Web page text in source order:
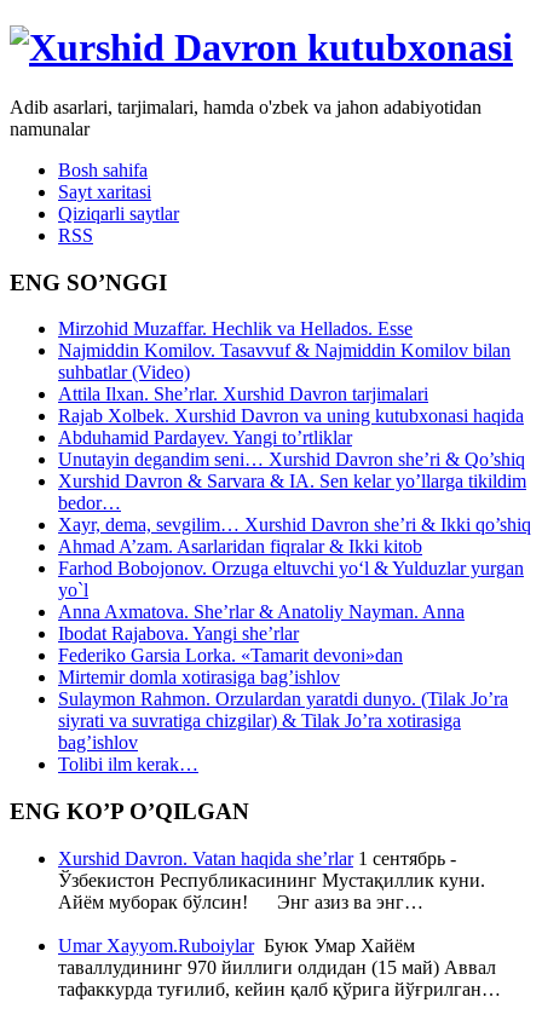
Adib asarlari, tarjimalari, hamda o'zbek va jahon adabiyotidan
namunalar
Bosh sahifa
Sayt xaritasi
Qiziqarli saytlar
RSS
ENG SO’NGGI
Mirzohid Muzaffar. Hechlik va Hellados. Esse
Najmiddin Komilov. Tasavvuf & Najmiddin Komilov bilan
suhbatlar (Video)
Attila Ilxan. She’rlar. Xurshid Davron tarjimalari
Rajab Xolbek. Xurshid Davron va uning kutubxonasi haqida
Abduhamid Pardayev. Yangi to’rtliklar
Unutayin degandim seni… Xurshid Davron she’ri & Qo’shiq
Xurshid Davron & Sarvara & IA. Sen kelar yo’llarga tikildim
bedor…
Xayr, dema, sevgilim… Xurshid Davron she’ri & Ikki qo’shiq
Ahmad A’zam. Asarlaridan fiqralar & Ikki kitob
Farhod Bobojonov. Orzuga eltuvchi yo‘l & Yulduzlar yurgan
yo`l
Anna Axmatova. She’rlar & Anatoliy Nayman. Anna
Ibodat Rajabova. Yangi she’rlar
Federiko Garsia Lorka. «Tamarit devoni»dan
Mirtemir domla xotirasiga bag’ishlov
Sulaymon Rahmon. Orzulardan yaratdi dunyo. (Tilak Jo’ra
siyrati va suvratiga chizgilar) & Tilak Jo’ra xotirasiga
bag’ishlov
Tolibi ilm kerak…
ENG KO’P O’QILGAN
Xurshid Davron. Vatan haqida she’rlar1 сентябрь -
Ўзбекистон Республикасининг Мустақиллик куни.
Айём муборак бўлсин! Энг азиз ва энг…
Umar Xayyom.RuboiylarБуюк Умар Хайём
таваллудининг 970 йиллиги олдидан (15 май) Аввал
тафаккурда туғилиб, кейин қалб қўрига йўғрилган…